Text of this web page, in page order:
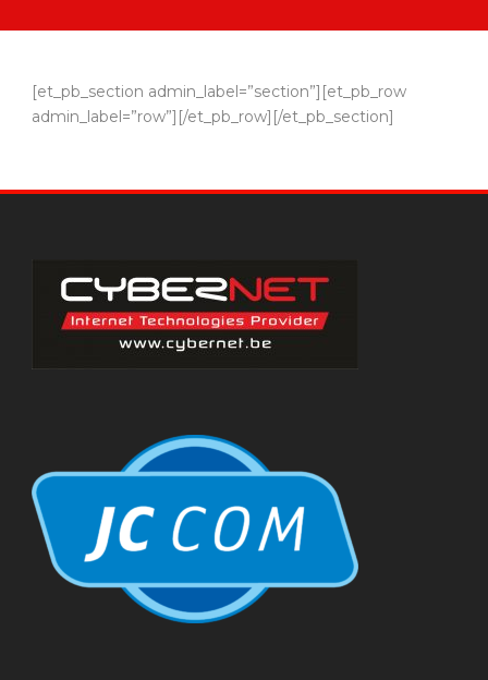
[et_pb_section admin_label=”section”][et_pb_row
admin_label=”row”][/et_pb_row][/et_pb_section]